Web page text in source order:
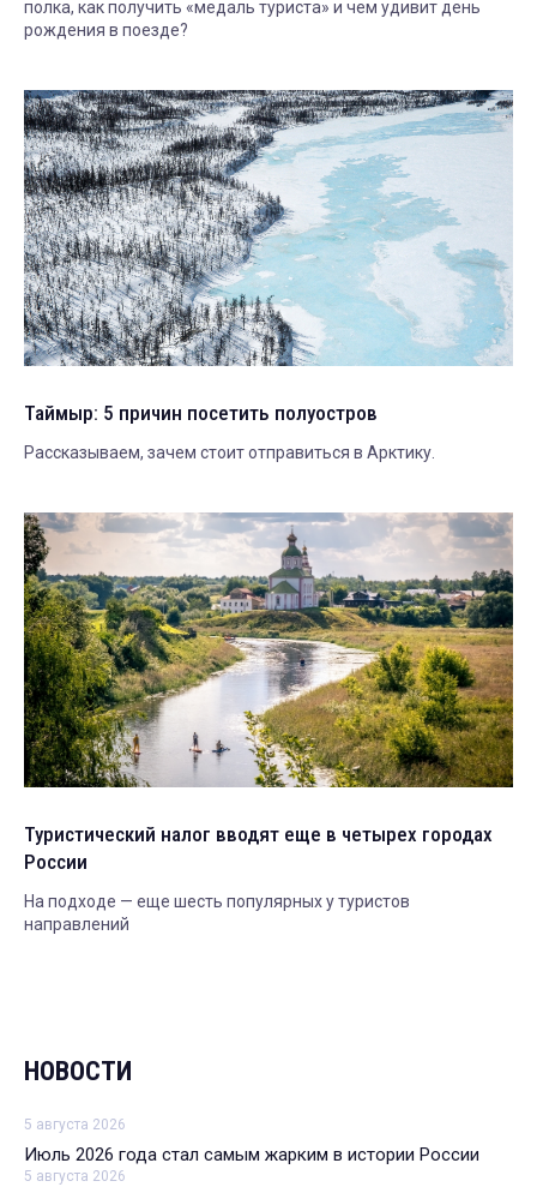
полка, как получить «медаль туриста» и чем удивит день
рождения в поезде?
Таймыр: 5 причин посетить полуостров
Рассказываем, зачем стоит отправиться в Арктику.
Туристический налог вводят еще в четырех городах
России
На подходе — еще шесть популярных у туристов
направлений
НОВОСТИ
5 августа 2026
Июль 2026 года стал самым жарким в истории России
5 августа 2026